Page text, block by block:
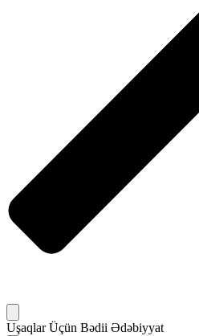
Uşaqlar Üçün Bədii Ədəbiyyat